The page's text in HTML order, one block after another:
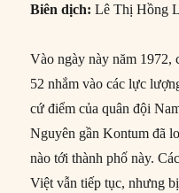
Biên dịch: Lê Thị Hồng
Vào ngày này năm 1972,
52 nhắm vào các lực
cứ điểm của quân đội
Nguyên gần Kontum đã
nào tới thành phố này.
Việt vẫn tiếp tục, nhưng